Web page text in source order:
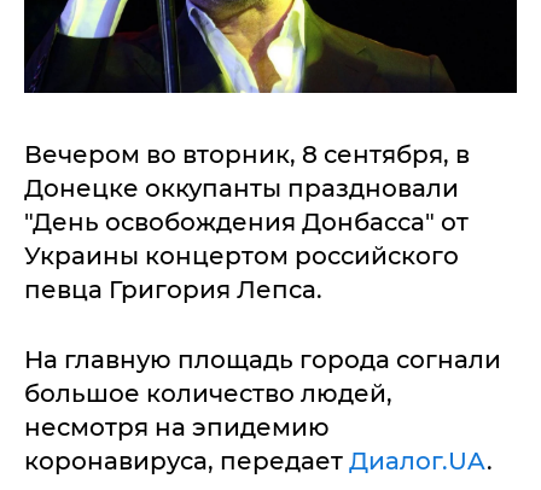
Вечером во вторник, 8 сентября, в
Донецке оккупанты праздновали
"День освобождения Донбасса" от
Украины концертом российского
певца Григория Лепса.
На главную площадь города согнали
большое количество людей,
несмотря на эпидемию
коронавируса, передает Диалог.UA.